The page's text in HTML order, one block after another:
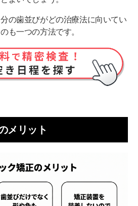
の歯並びがどの治療法に向いてい
も一つの方法です。
メリット